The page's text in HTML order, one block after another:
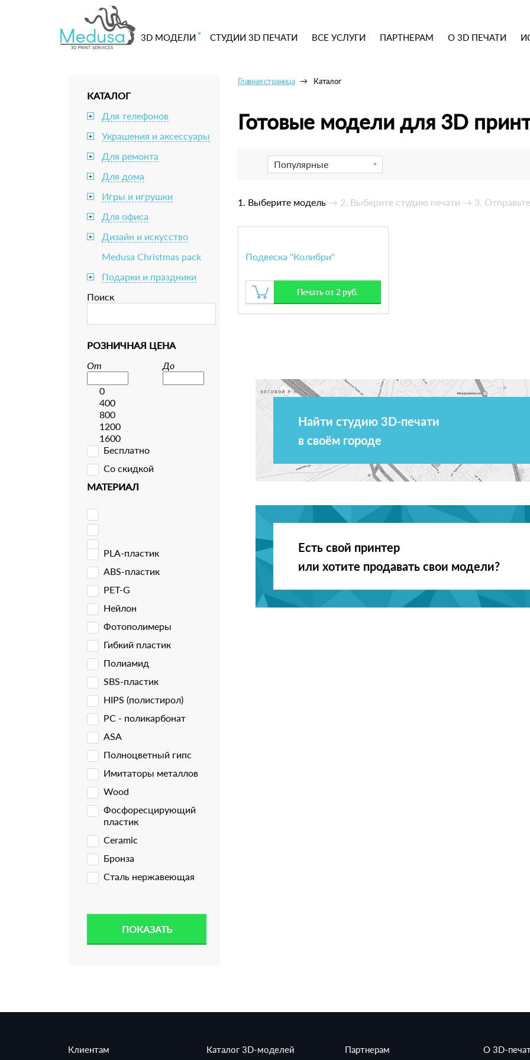
3D МОДЕЛИ СТУДИИ 3D ПЕЧАТИ ВСЕ УСЛУГИ ПАРТНЕРАМ О 3D ПЕЧАТИ
КАТАЛОГ
+ Для телефонов
+ Украшения и аксессуары
+ Для ремонта
+ Для дома
+ Игры и игрушки
+ Для офиса
+
Дизайн и искусство
Medusa Christmas pack
+
Подарки и праздники
Поиск
РОЗНИЧНАЯ ЦЕНА
От
До
0
400
800
1200
1600
Бесплатно
Со скидкой
МАТЕРИАЛ
PLA-пластик
ABS-пластик
PET-G
Нейлон
Фотополимеры
Гибкий пластик
Полиамид
SBS-пластик
HIPS (полистирол)
PC - поликарбонат
ASA
Полноцветный гипс
Имитаторы металлов
Wood
Фосфоресцирующий
пластик
Ceramic
Бронза
Сталь нержавеющая
Главная страница Каталог
Готовые модели для 3D
Популярные
1. Выберите модель → 2. Выберите студию печати → 3.
Подвеска "Колибри"
Печать от 2 руб.
Найти студию 3D-печати
в своём городе
Есть свой принтер
или хотите продавать свои модели?
Клиентам Каталог 3D-моделей Партнерам О 3D-